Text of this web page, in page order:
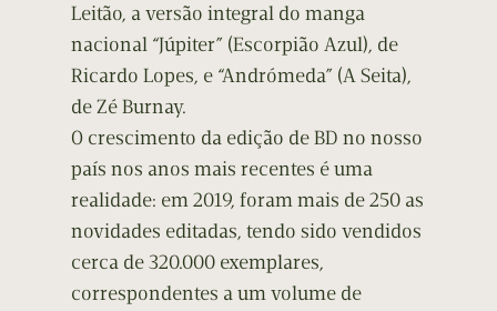
Leitão, a versão integral do manga
nacional “Júpiter” (Escorpião Azul), de
Ricardo Lopes, e “Andrómeda” (A Seita),
de Zé Burnay.
O crescimento da edição de BD no nosso
país nos anos mais recentes é uma
realidade: em 2019, foram mais de 250 as
novidades editadas, tendo sido vendidos
cerca de 320.000 exemplares,
correspondentes a um volume de